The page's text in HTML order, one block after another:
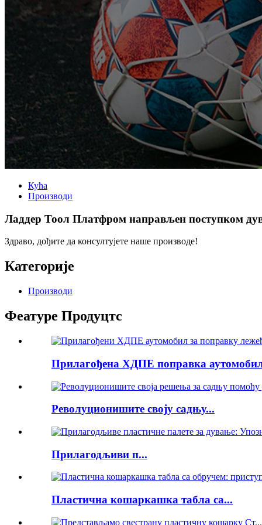
Кућа
Производи
Ладдер Тоол Платфром направљен поступком
Здраво, дођите да консултујете наше производе!
Категорије
Производи
Феатуре Продуцтс
Прилагођена ХДПЕ поправка
Револуционишите своју садњу...
Прилагодљиви п...
Пластична кошаркашка табла са...